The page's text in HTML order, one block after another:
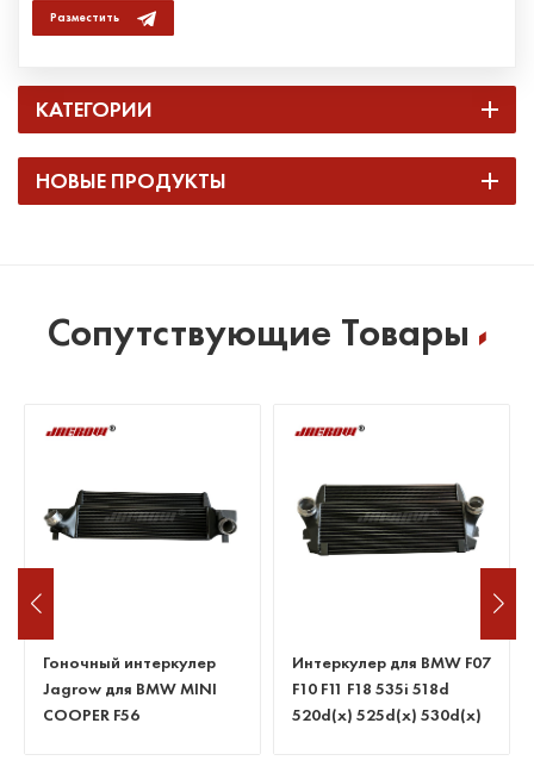
Разместить
КАТЕГОРИИ
НОВЫЕ ПРОДУКТЫ
Сопутствующие Товары
Гоночный интеркулер
Jagrow для BMW MINI
COOPER F56
Интеркулер для BMW F07
F10 F11 F18 535i 518d
520d(x) 525d(x) 530d(x)